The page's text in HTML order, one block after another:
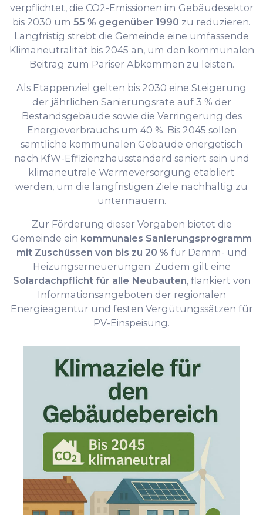
verpflichtet, die CO2-Emissionen im Gebäudesektor
bis 2030 um 55 % gegenüber 1990 zu reduzieren.
Langfristig strebt die Gemeinde eine umfassende
Klimaneutralität bis 2045 an, um den kommunalen
Beitrag zum Pariser Abkommen zu leisten.
Als Etappenziel gelten bis 2030 eine Steigerung
der jährlichen Sanierungsrate auf 3 % der
Bestandsgebäude sowie die Verringerung des
Energieverbrauchs um 40 %. Bis 2045 sollen
sämtliche kommunalen Gebäude energetisch
nach KfW-Effizienzhausstandard saniert sein und
klimaneutrale Wärmeversorgung etabliert
werden, um die langfristigen Ziele nachhaltig zu
untermauern.
Zur Förderung dieser Vorgaben bietet die
Gemeinde ein kommunales Sanierungsprogramm
mit Zuschüssen von bis zu 20 % für Dämm- und
Heizungserneuerungen. Zudem gilt eine
Solardachpflicht für alle Neubauten, flankiert von
Informationsangeboten der regionalen
Energieagentur und festen Vergütungssätzen für
PV-Einspeisung.